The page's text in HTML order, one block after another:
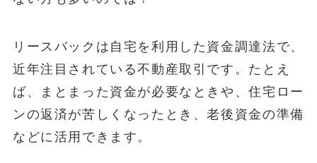
リースバックは自宅を利用した資金調達法で、
近年注目されている不動産取引です。たとえ
ば、まとまった資金が必要なときや、住宅ロー
ンの返済が苦しくなったとき、老後資金の準備
などに活用できます。